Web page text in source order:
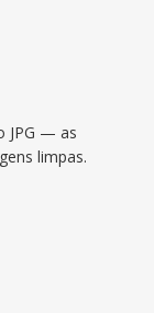
JPG — as
limpas.